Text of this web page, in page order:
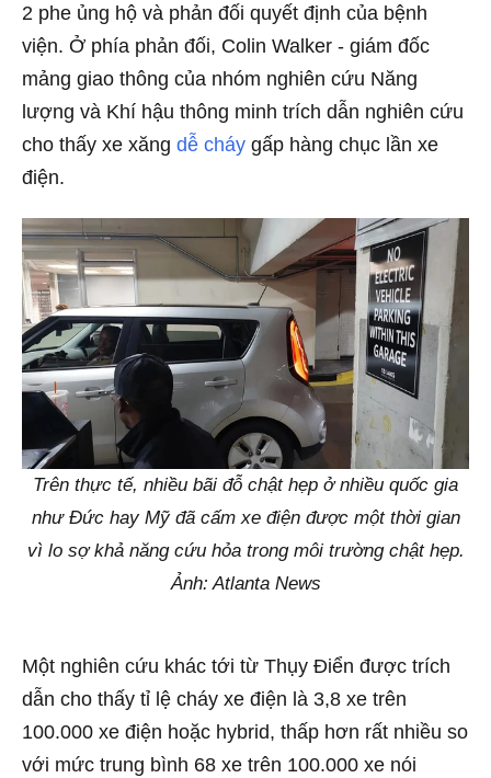
2 phe ủng hộ và phản đối quyết định của bệnh
viện. Ở phía phản đối, Colin Walker - giám đốc
mảng giao thông của nhóm nghiên cứu Năng
lượng và Khí hậu thông minh trích dẫn nghiên cứu
cho thấy xe xăng dễ cháy gấp hàng chục lần xe
điện.
Trên thực tế, nhiều bãi đỗ chật hẹp ở nhiều quốc gia
như Đức hay Mỹ đã cấm xe điện được một thời gian
vì lo sợ khả năng cứu hỏa trong môi trường chật hẹp.
Ảnh: Atlanta News
Một nghiên cứu khác tới từ Thụy Điển được trích
dẫn cho thấy tỉ lệ cháy xe điện là 3,8 xe trên
100.000 xe điện hoặc hybrid, thấp hơn rất nhiều so
với mức trung bình 68 xe trên 100.000 xe nói